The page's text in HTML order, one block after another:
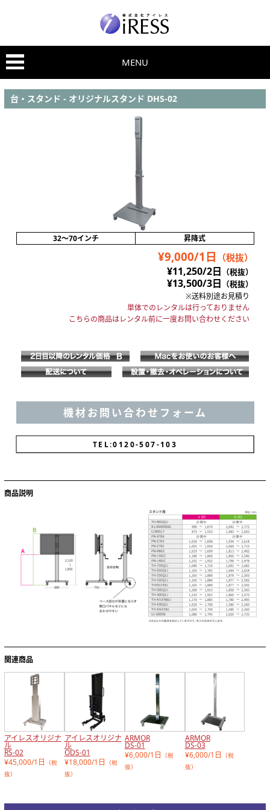
MENU
台・スタンド - オリジナルスタンド DHS-02
32～70インチ 昇降式
¥9,000/1日 （税抜）
¥11,250/2日 （税抜）
¥13,500/3日 （税抜）
※送料別途お見積り
単体でのレンタルは行っておりません
こちらの商品はレンタル前に一度お問い合わせください
機材お問い合わせフォーム
TEL:0120-037-103
商品説明
関連商品
アイレスオリジナ
ル
RS-02
¥45,000/1日
（税
抜）
アイレスオリジナ
ル
ODS-01
¥18,000/1日
（税
抜）
ARMOR
DS-01
¥6,000/1日
（税
抜）
ARMOR
DS-03
¥6,000/1日
（税
抜）